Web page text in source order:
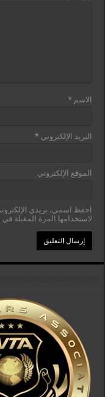
الاسم*
البريد الإلكتروني*
الموقع الإلكتروني
احفظ اسمي، بريدي
لاستخدامها المرة المقبلة في